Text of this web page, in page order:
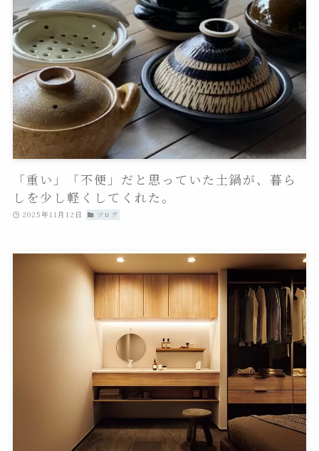
「重い」「不便」だと思っていた土鍋が、暮ら
しを少し軽くしてくれた。
2025年11月12日 ブログ